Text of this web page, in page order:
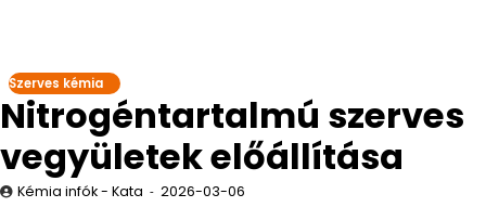
Szerves kémia
Nitrogéntartalmú szerves
vegyületek előállítása
Kémia infók - Kata 2026-03-06